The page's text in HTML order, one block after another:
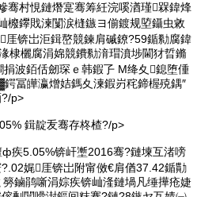
骞村悓鏈熸寔骞筹紝浣嗘湭瑾槑鍏烽
櫠鑻戝湅闅涙槰鏃ヨ偂鍍规埅鑷虫敹
厓锛岀洰鍓嶅競鍊肩磩鐐?59鍎勬腐鍏
棣欐腐涓婂競鐨勬湇瑁濆埗閫犲晢鏅
波銆佸劒琛ｅ韩鍜孒 M绛夊鎴堕偅
冨皣瀛熷姞鎷夊湅鍜岃秺鍗楃殑鍝″
p>
鍓靛叐骞存柊楂?/p>
疾5.05%锛屽壍2016骞?鏈堜互渚嗙
娓厓锛岀附甯傚€肩偤37.42鍎勩
鏀鹃噺涓婃疾锛屾湰鏈堝凡缍撶疮婕